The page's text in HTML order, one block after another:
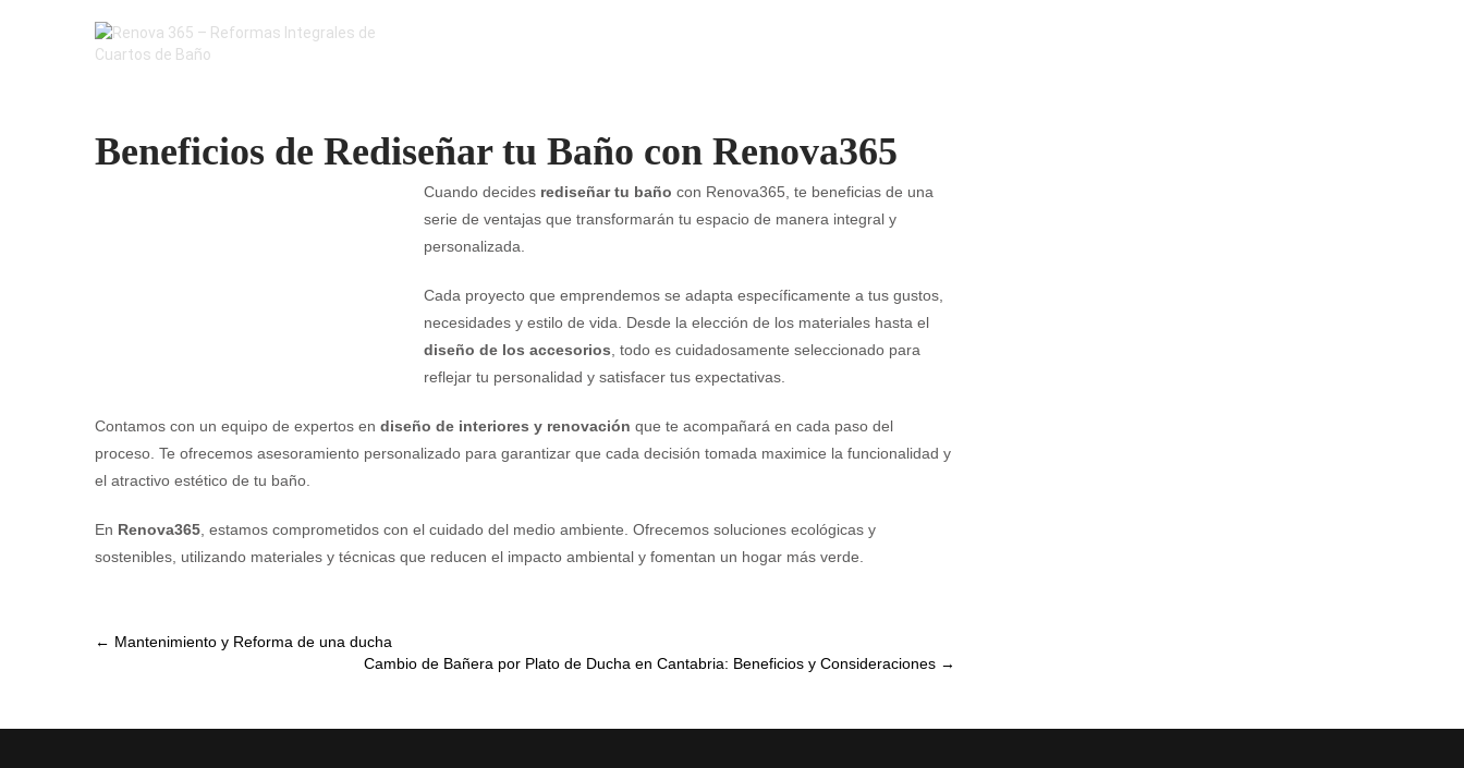
Beneficios de Rediseñar tu Baño con Renova365
Cuando decides rediseñar tu baño con Renova365, te beneficias de una
serie de ventajas que transformarán tu espacio de manera integral y
personalizada.
Cada proyecto que emprendemos se adapta específicamente a tus gustos,
necesidades y estilo de vida. Desde la elección de los materiales hasta el
diseño de los accesorios , todo es cuidadosamente seleccionado para
reflejar tu personalidad y satisfacer tus expectativas.
Contamos con un equipo de expertos en diseño de interiores y renovación que te acompañará en cada paso del
proceso. Te ofrecemos asesoramiento personalizado para garantizar que cada decisión tomada maximice la funcionalidad y
el atractivo estético de tu baño.
En Renova365 , estamos comprometidos con el cuidado del medio ambiente. Ofrecemos soluciones ecológicas y
sostenibles, utilizando materiales y técnicas que reducen el impacto ambiental y fomentan un hogar más verde.
Post
← Mantenimiento y Reforma de una ducha
Cambio de Bañera por Plato de Ducha en Cantabria: Beneficios y Consideraciones →